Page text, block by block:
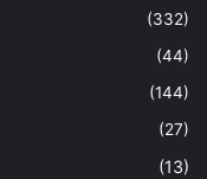
(332)
(44)
(144)
(27)
(13)